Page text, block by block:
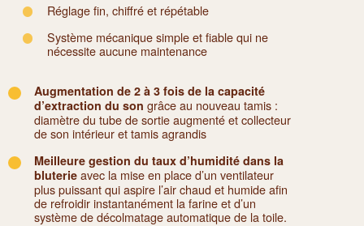
Réglage fin, chiffré et répétable
Système mécanique simple et fiable qui ne
nécessite aucune maintenance
Augmentation de 2 à 3 fois de la capacité
d’extraction du son grâce au nouveau tamis :
diamètre du tube de sortie augmenté et collecteur
de son intérieur et tamis agrandis
Meilleure gestion du taux d’humidité dans la
bluterie avec la mise en place d’un ventilateur
plus puissant qui aspire l’air chaud et humide afin
de refroidir instantanément la farine et d’un
système de décolmatage automatique de la toile.